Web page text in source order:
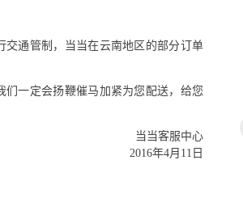
交通管制，当当在云南地区的部分订单
一定会扬鞭催马加紧为您配送，给您
当当客服中心
2016年4月11日